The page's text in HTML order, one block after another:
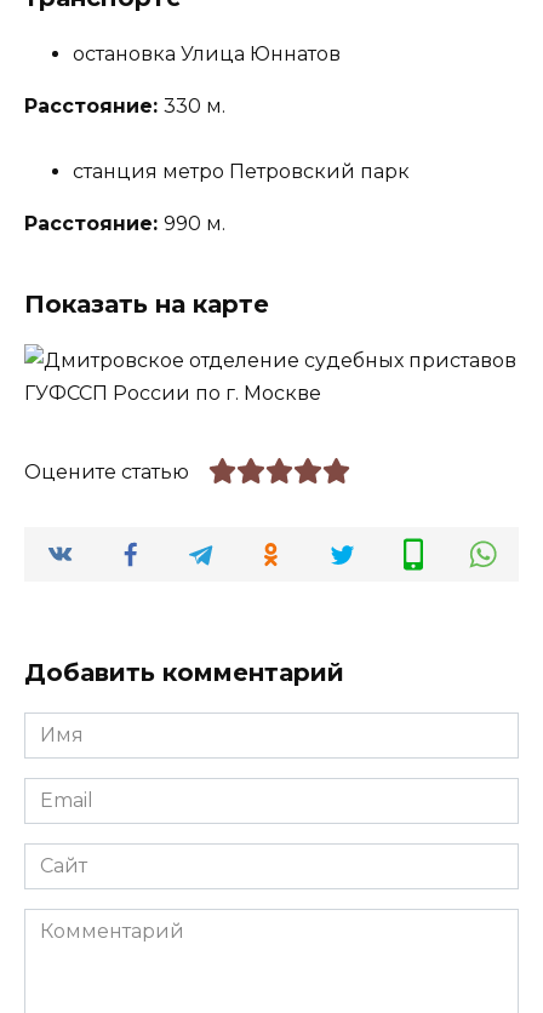
остановка Улица Юннатов
Расстояние: 330 м.
станция метро Петровский парк
Расстояние: 990 м.
Показать на карте
Оцените статью
Добавить комментарий
Имя
*
Email
*
Сайт
Комментарий